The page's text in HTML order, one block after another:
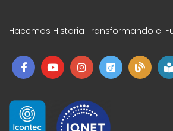
Hacemos Historia Transformando el